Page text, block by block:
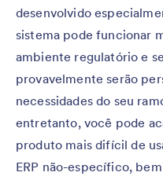
desenvolvido
sistema pode funcionar
ambiente regulatório e
provavelmente serão
necessidades do seu
entretanto, você pode
produto mais difícil de
ERP não-específico,